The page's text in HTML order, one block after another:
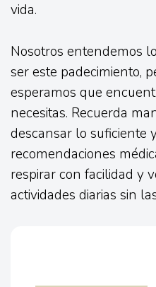
vida.
Nosotros entendemos
ser este padecimiento,
esperamos que
necesitas. Recuerda
descansar lo suficiente
recomendaciones
respirar con facilidad y
actividades diarias sin